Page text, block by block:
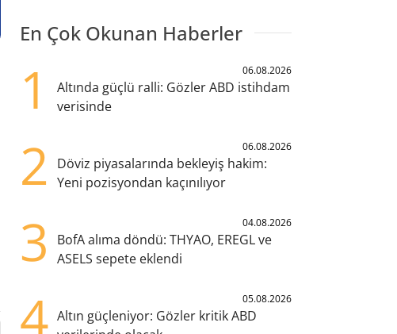
En Çok Okunan Haberler
1 06.08.2026
Altında güçlü ralli: Gözler ABD istihdam
verisinde
2 06.08.2026
Döviz piyasalarında bekleyiş hakim:
Yeni pozisyondan kaçınılıyor
3 04.08.2026
BofA alıma döndü: THYAO, EREGL ve
ASELS sepete eklendi
4 05.08.2026
Altın güçleniyor: Gözler kritik ABD